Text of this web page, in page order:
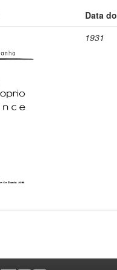
Data
1931